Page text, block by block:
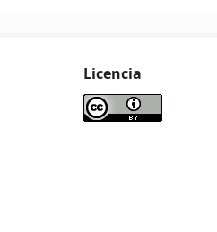
Licencia